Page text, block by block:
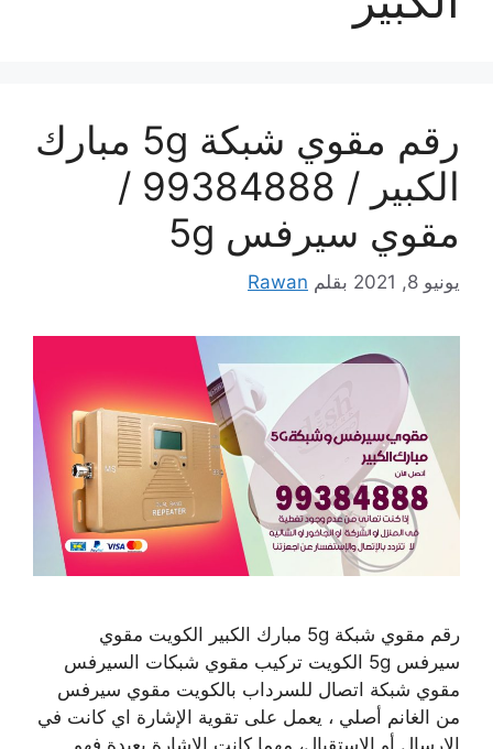
رقم مقوي شبكة 5g مبارك
الكبير / 99384888 /
مقوي سيرفس 5g
يونيو 8, 2021 بقلم Rawan
رقم مقوي شبكة 5g مبارك الكبير الكويت مقوي
سيرفس 5g الكويت تركيب مقوي شبكات السيرفس
مقوي شبكة اتصال للسرداب بالكويت مقوي سيرفس
من الغانم أصلي ، يعمل على تقوية الإشارة اي كانت في
الإرسال أو الاستقبال، مهما كانت الإشارة بعيدة فهو